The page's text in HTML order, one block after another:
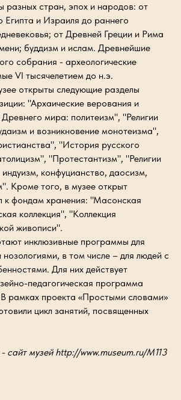
разных стран, эпох и народов: от
Египта и Израиля до раннего
от Древней Греции и Рима
буддизм и ислам. Древнейшие
собрания - археологические
VI тысячелетием до н.э.
открыты следующие разделы
"Архаические верования и
мира: политеизм", "Религии
и возникновение монотеизма",
"История русского
"Протестантизм", "Религии
конфуцианство, даосизм,
Кроме того, в музее открыт
к фондам хранения: "Масонская
коллекция", "Коллекция
живописи".
инклюзивные программы для
в том числе – для людей с
Для них действует
педагогическая программа
рамках проекта «Простыми словами»
цикл занятий, посвященных
сайт музей http://www.museum.ru/M113